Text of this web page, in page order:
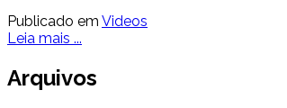
Publicado em Videos
Leia mais ...
Arquivos